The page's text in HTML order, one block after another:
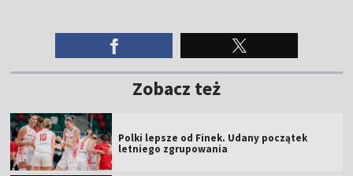
Zobacz też
Polki lepsze od Finek. Udany początek
letniego zgrupowania